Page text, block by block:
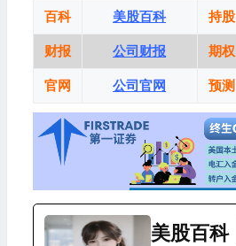
百科 美股百科 持股
财报 公司财报 期权
官网 公司官网 预测
美股百科